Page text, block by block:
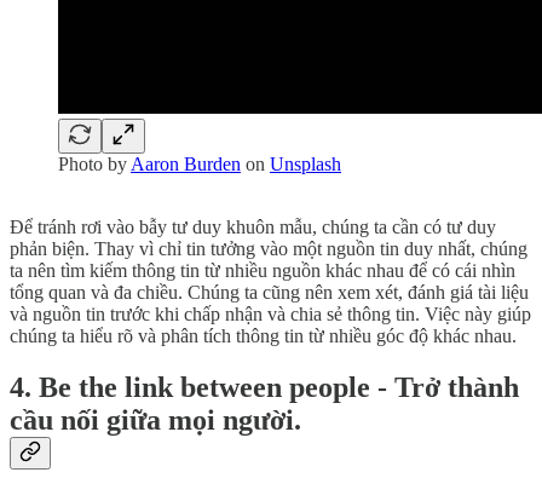
Photo by Aaron Burden on Unsplash
Để tránh rơi vào bẫy tư duy khuôn mẫu, chúng ta cần có tư duy
phản biện. Thay vì chỉ tin tưởng vào một nguồn tin duy nhất, chúng
ta nên tìm kiếm thông tin từ nhiều nguồn khác nhau để có cái nhìn
tổng quan và đa chiều. Chúng ta cũng nên xem xét, đánh giá tài liệu
và nguồn tin trước khi chấp nhận và chia sẻ thông tin. Việc này giúp
chúng ta hiểu rõ và phân tích thông tin từ nhiều góc độ khác nhau.
4. Be the link between people - Trở thành
cầu nối giữa mọi người.